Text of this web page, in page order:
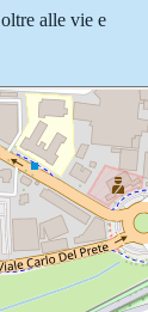
alle vie e